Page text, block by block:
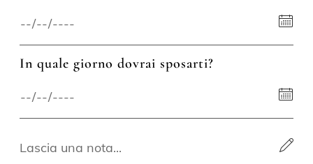
In quale giorno dovrai sposarti?